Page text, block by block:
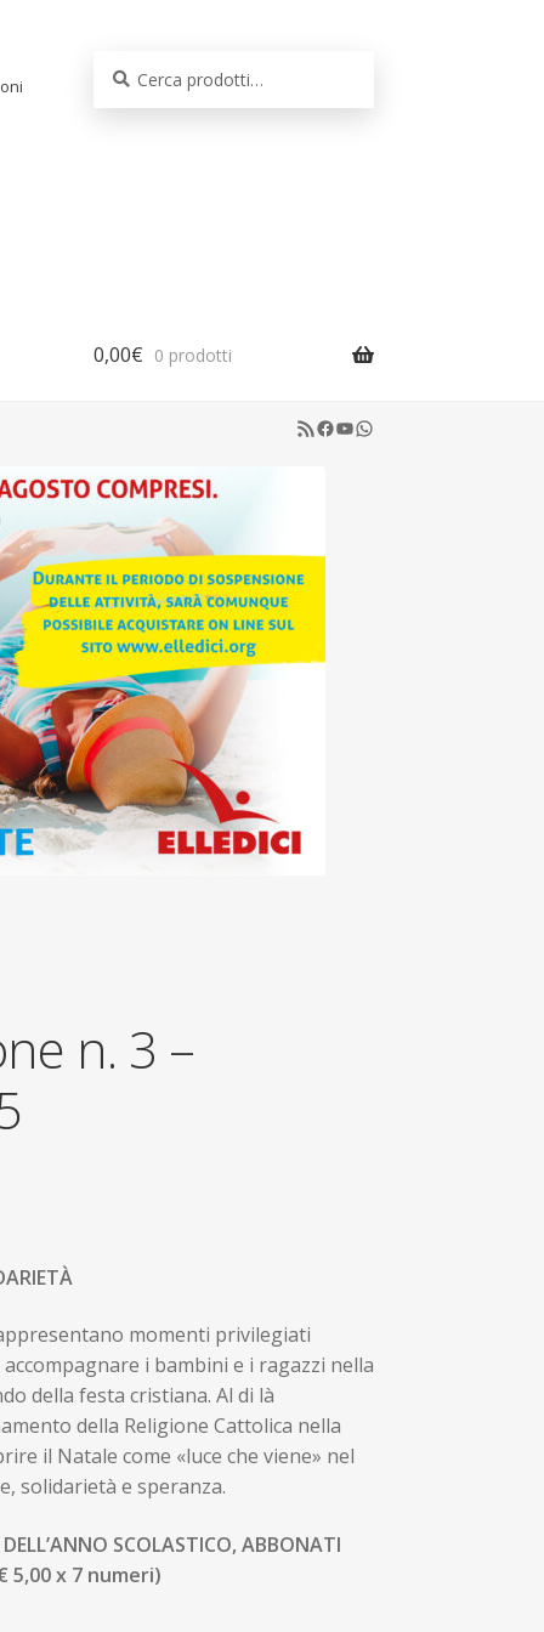
0,00€ 0 prodotti
RSS Feed
Facebook
YouTube
WhatsApp
n. 3 –
momenti privilegiati
i bambini e i ragazzi nella
della festa cristiana. Al di là
della Religione Cattolica nella
il Natale come «luce che viene» nel
solidarietà e speranza.
SCOLASTICO, ABBONATI
5,00 x 7 numeri)